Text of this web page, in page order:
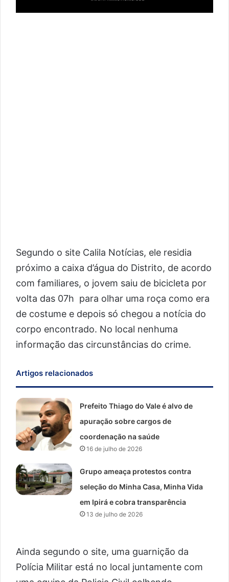
Segundo o site Calila Notícias, ele residia
próximo a caixa d’água do Distrito, de acordo
com familiares, o jovem saiu de bicicleta por
volta das 07h para olhar uma roça como era
de costume e depois só chegou a notícia do
corpo encontrado. No local nenhuma
informação das circunstâncias do crime.
Artigos relacionados
Prefeito Thiago do Vale é alvo de
apuração sobre cargos de
coordenação na saúde
16 de julho de 2026
Grupo ameaça protestos contra
seleção do Minha Casa, Minha Vida
em Ipirá e cobra transparência
13 de julho de 2026
Ainda segundo o site, uma guarnição da
Polícia Militar está no local juntamente com